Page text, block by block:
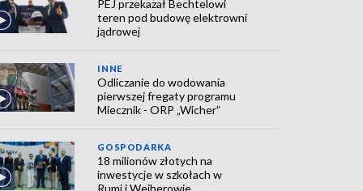
PEJ przekazał Bechtelowi
teren pod budowę elektrowni
jądrowej
INNE
Odliczanie do wodowania
pierwszej fregaty programu
Miecznik - ORP „Wicher”
GOSPODARKA
18 milionów złotych na
inwestycje w szkołach w
Rumi i Wejherowie